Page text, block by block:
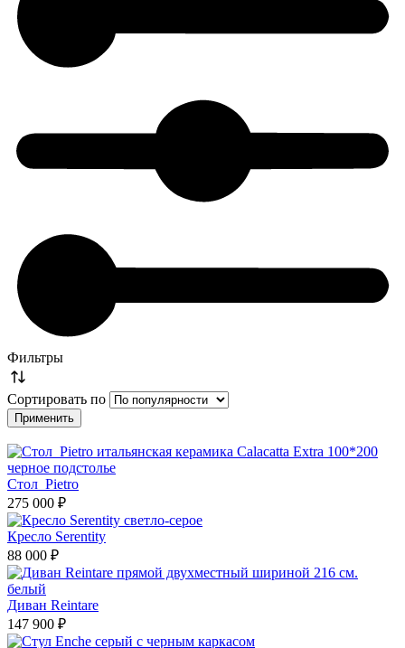
Фильтры
Сортировать по
Стол Pietro
275 000 ₽
Кресло Serentity
88 000 ₽
Диван Reintare
147 900 ₽